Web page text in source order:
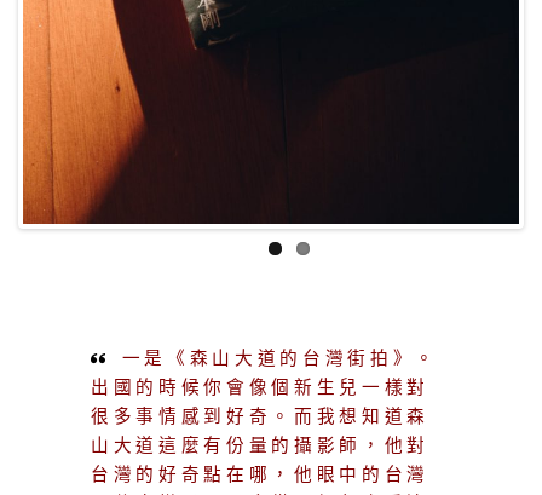
一是《森山大道的台灣街拍》。
出國的時候你會像個新生兒一樣對
很多事情感到好奇。而我想知道森
山大道這麼有份量的攝影師，他對
台灣的好奇點在哪，他眼中的台灣